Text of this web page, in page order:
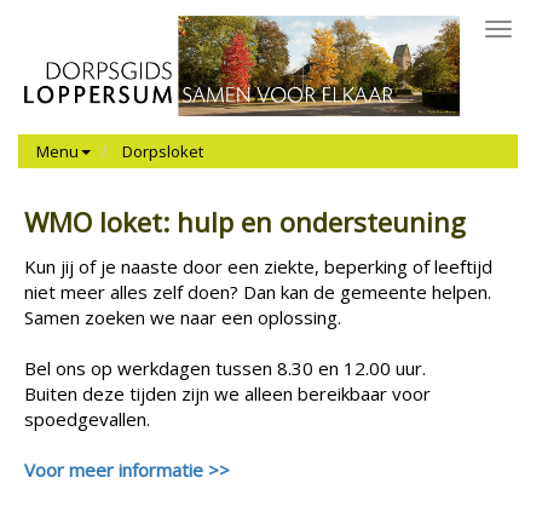
Menu Dorpsloket
WMO loket: hulp en ondersteuning
Kun jij of je naaste door een ziekte, beperking of leeftijd
niet meer alles zelf doen? Dan kan de gemeente helpen.
Samen zoeken we naar een oplossing.
Bel ons op werkdagen tussen 8.30 en 12.00 uur.
Buiten deze tijden zijn we alleen bereikbaar voor
spoedgevallen.
Voor meer informatie >>